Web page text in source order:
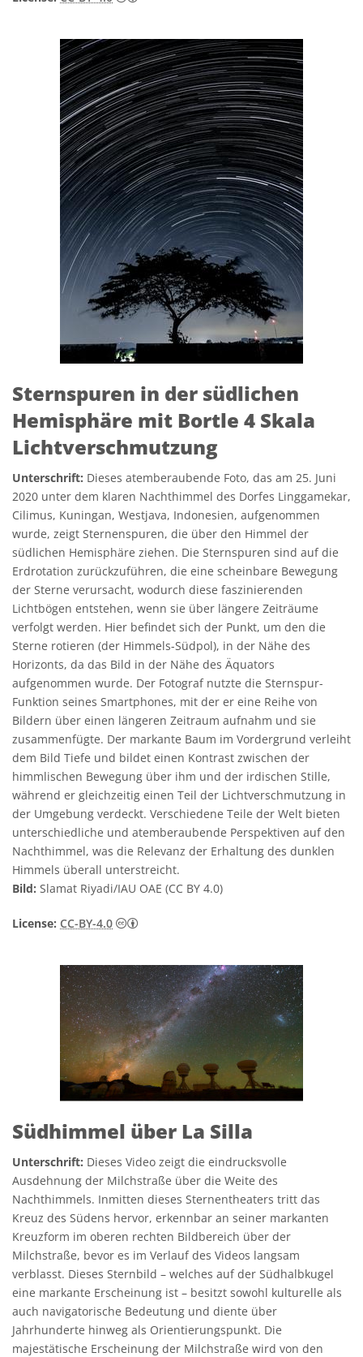
Sternspuren in der südlichen
Hemisphäre mit Bortle 4 Skala
Lichtverschmutzung
Unterschrift: Dieses atemberaubende Foto, das am 25. Juni
2020 unter dem klaren Nachthimmel des Dorfes Linggamekar,
Cilimus, Kuningan, Westjava, Indonesien, aufgenommen
wurde, zeigt Sternenspuren, die über den Himmel der
südlichen Hemisphäre ziehen. Die Sternspuren sind auf die
Erdrotation zurückzuführen, die eine scheinbare Bewegung
der Sterne verursacht, wodurch diese faszinierenden
Lichtbögen entstehen, wenn sie über längere Zeiträume
verfolgt werden. Hier befindet sich der Punkt, um den die
Sterne rotieren (der Himmels-Südpol), in der Nähe des
Horizonts, da das Bild in der Nähe des Äquators
aufgenommen wurde. Der Fotograf nutzte die Sternspur-
Funktion seines Smartphones, mit der er eine Reihe von
Bildern über einen längeren Zeitraum aufnahm und sie
zusammenfügte. Der markante Baum im Vordergrund verleiht
dem Bild Tiefe und bildet einen Kontrast zwischen der
himmlischen Bewegung über ihm und der irdischen Stille,
während er gleichzeitig einen Teil der Lichtverschmutzung in
der Umgebung verdeckt. Verschiedene Teile der Welt bieten
unterschiedliche und atemberaubende Perspektiven auf den
Nachthimmel, was die Relevanz der Erhaltung des dunklen
Himmels überall unterstreicht.
Bild: Slamat Riyadi/IAU OAE (CC BY 4.0)
License: CC-BY-4.0 Creative Commons Namensnennung 4.0
Südhimmel über La Silla
Unterschrift: Dieses Video zeigt die eindrucksvolle
Ausdehnung der Milchstraße über die Weite des
Nachthimmels. Inmitten dieses Sternentheaters tritt das
Kreuz des Südens hervor, erkennbar an seiner markanten
Kreuzform im oberen rechten Bildbereich über der
Milchstraße, bevor es im Verlauf des Videos langsam
verblasst. Dieses Sternbild – welches auf der Südhalbkugel
eine markante Erscheinung ist – besitzt sowohl kulturelle als
auch navigatorische Bedeutung und diente über
Jahrhunderte hinweg als Orientierungspunkt. Die
majestätische Erscheinung der Milchstraße wird von den